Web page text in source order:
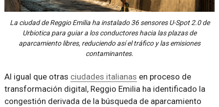
La ciudad de Reggio Emilia ha instalado 36 sensores U-Spot 2.0 de
Urbiotica para guiar a los conductores hacia las plazas de
aparcamiento libres, reduciendo así el tráfico y las emisiones
contaminantes.
Al igual que otras ciudades italianas en proceso de
transformación digital, Reggio Emilia ha identificado la
congestión derivada de la búsqueda de aparcamiento